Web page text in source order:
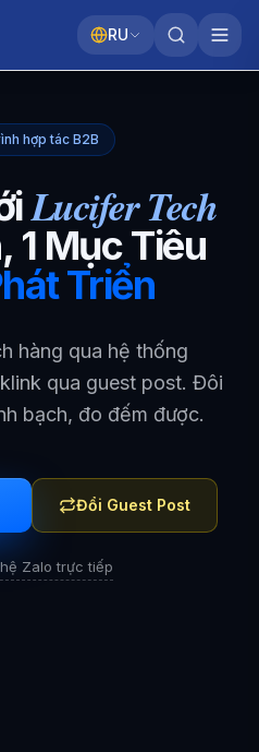
RU
hợp tác B2B
Lucifer Tech
1 Mục Tiêu
Triển
hàng qua hệ thống
qua guest post. Đôi
bạch, đo đếm được.
Đổi Guest Post
Zalo trực tiếp